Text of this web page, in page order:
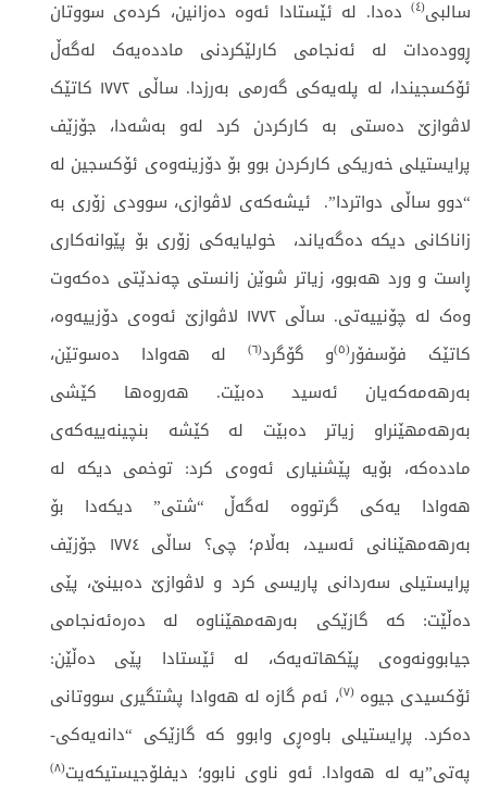
سالبی(٤) دەدا. لە ئێستادا ئەوە دەزانین، کردەی سووتان
ڕوودەدات لە ئەنجامی کارلێکردنی ماددەیەک لەگەڵ
ئۆکسجیندا، لە پلەیەکی گەرمی بەرزدا. ساڵی ١٧٧٢ کاتێک
لاڤوازێ دەستی بە کارکردن کرد لەو بەشەدا، جۆزێف
پرایستیلی خەریکی کارکردن بوو بۆ دۆزینەوەی ئۆکسجین لە
“دوو ساڵی دواتردا”. ئیشەكەى لاڤوازى، سوودى زۆرى بە
زاناكانى ديكە دەگەياند، خوليايەكى زۆرى بۆ پێوانەكارى
ڕاست و ورد ھەبوو، زياتر شوێن زانستى چەندێتى دەكەوت
وەک لە چۆنييەتى. ساڵی ١٧٧٢ لاڤوازێ ئەوەی دۆزییەوە،
کاتێک فۆسفۆر(٥)و گۆگرد(٦)
لە ھەوادا دەسوتێن،
بەرھەمەکەیان ئەسید دەبێت. ھەروەھا کێشی
بەرھەمھێنراو زیاتر دەبێت لە کێشە بنچینەییەکەی
ماددەکە، بۆیە پێشنیاری ئەوەی کرد: توخمی دیکە لە
ھەوادا یەکی گرتووە لەگەڵ “شتی” دیکەدا بۆ
بەرھەمھێنانی ئەسید، بەڵام؛ چی؟ ساڵی ١٧٧٤ جۆزێف
پرایستیلی سەردانی پاریسی کرد و لاڤوازێ دەبینێ، پێی
دەڵێت: کە گازێکی بەرھەمھێناوە لە دەرەئەنجامی
جیابوونەوەی پێکھاتەیەک، لە ئێستادا پێی دەڵێن:
ئۆکسیدی جیوە(٧)، ئەم گازە لە ھەوادا پشتگیری سووتانی
دەکرد. پرایستیلی باوەڕی وابوو کە گازێکی “دانەیەکی-
پەتی”یە لە ھەوادا. ئەو ناوی نابوو؛ دیفلۆجیستیکەیت(٨)